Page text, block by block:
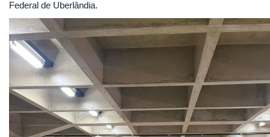
Federal de Uberlândia.